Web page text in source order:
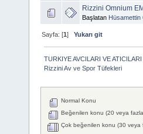
Rizzini Omnium
Başlatan Hüsamettin
Sayfa: [1]Yukarı git
TURKIYE AVCILARI VE
Rizzini Av ve Spor Tüfekleri
Normal Konu
Beğenilen konu (20 veya
Çok beğenilen konu (30 veya